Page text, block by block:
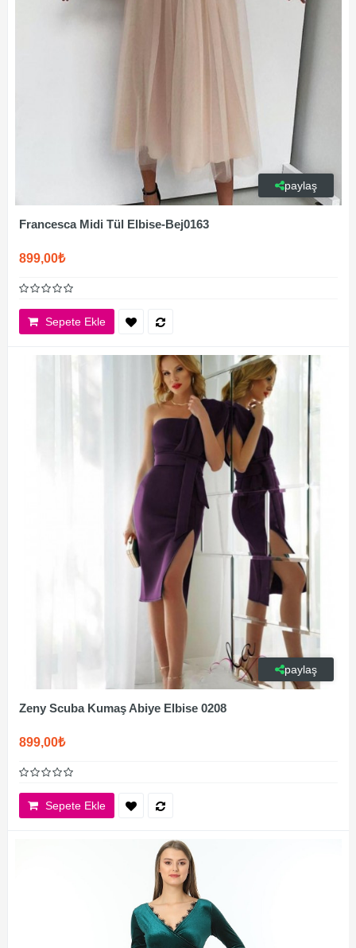
paylaş
Francesca Midi Tül Elbise-Bej0163
899,00₺
Sepete Ekle
paylaş
Zeny Scuba Kumaş Abiye Elbise 0208
899,00₺
Sepete Ekle